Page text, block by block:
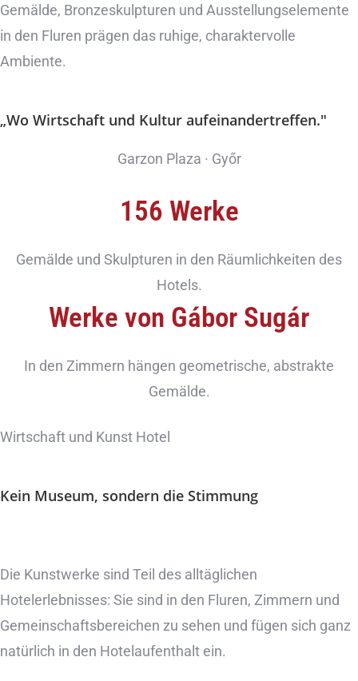
Gemälde, Bronzeskulpturen und Ausstellungselemente
in den Fluren prägen das ruhige, charaktervolle
Ambiente.
„Wo Wirtschaft und Kultur aufeinandertreffen."
Garzon Plaza · Győr
156 Werke
Gemälde und Skulpturen in den Räumlichkeiten des
Hotels.
Werke von Gábor Sugár
In den Zimmern hängen geometrische, abstrakte
Gemälde.
Wirtschaft und Kunst Hotel
Kein Museum, sondern die Stimmung
Die Kunstwerke sind Teil des alltäglichen
Hotelerlebnisses: Sie sind in den Fluren, Zimmern und
Gemeinschaftsbereichen zu sehen und fügen sich ganz
natürlich in den Hotelaufenthalt ein.